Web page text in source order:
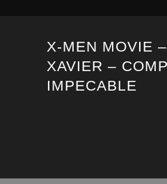
X-MEN MOVIE
XAVIER –
IMPECABLE